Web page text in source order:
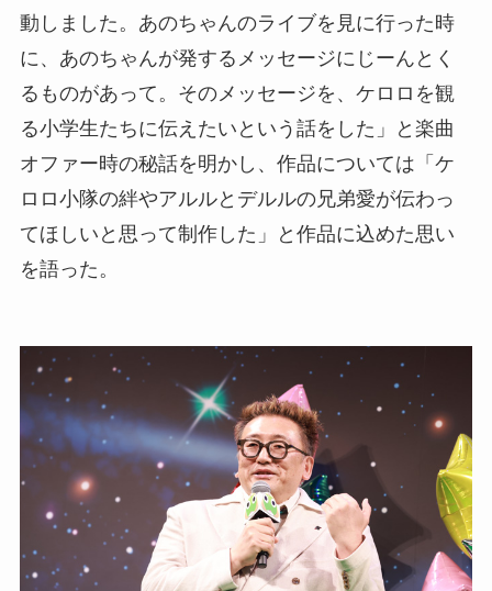
動しました。あのちゃんのライブを見に行った時
に、あのちゃんが発するメッセージにじーんとく
るものがあって。そのメッセージを、ケロロを観
る小学生たちに伝えたいという話をした」と楽曲
オファー時の秘話を明かし、作品については「ケ
ロロ小隊の絆やアルルとデルルの兄弟愛が伝わっ
てほしいと思って制作した」と作品に込めた思い
を語った。